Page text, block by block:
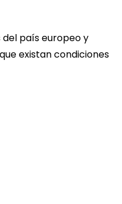
del país europeo y
existan condiciones